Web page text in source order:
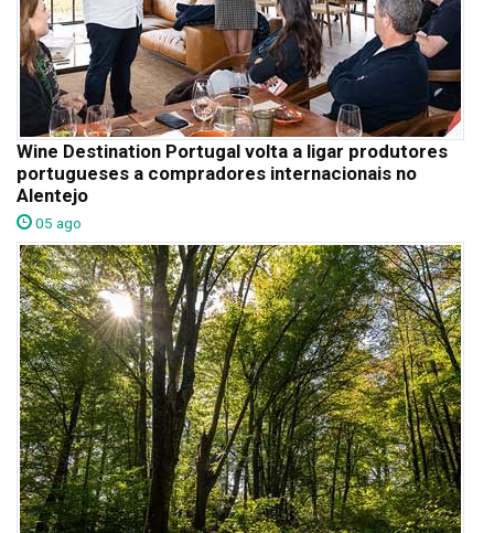
Wine Destination Portugal volta a ligar produtores
portugueses a compradores internacionais no
Alentejo
05 ago